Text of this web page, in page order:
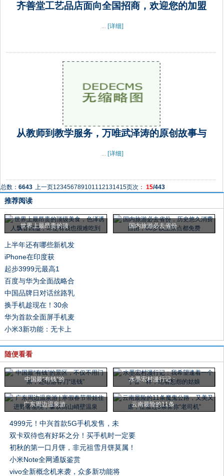
齐善堂工艺品店面向全国招商，欢迎您的加盟
... [详细]
从教师到教学服务，万唯武泽涛的原创故事与
... [详细]
总数： 6643 上一页123456789101112131415页次： 15/443
推荐阅读
世界上最昂贵的顶 国内旅游必去省份
上半年还有哪些新机发
iPhone在印度获
起步3999元最高1
百度与华为全面战略合
中国品牌日对话丝路乳
换手机趁现在！30余
华为首款全面屏手机麦
小米3新功能：无卡上
随便看看
中国最“有钱”的 水墨宏村漫行记：
广东周边温泉游 云南最险的11条
4999元！中兴首款5G手机发售，未
双卡双待也有好坏之分！买手机时一定要
初秋的第一口月饼，非元祖雪月饼莫属！
小米Note全网通版鉴赏
vivo全新概念机来袭，众多新功能将